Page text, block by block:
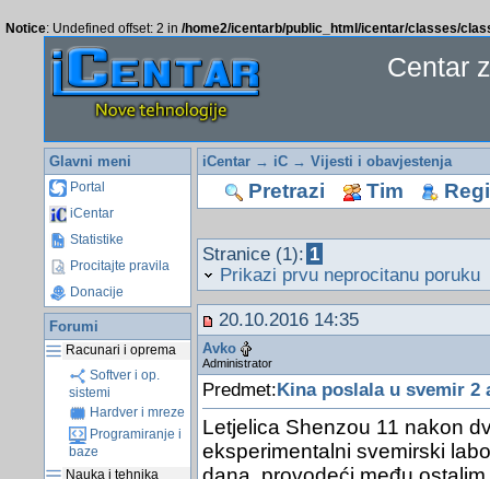
Notice: Undefined offset: 2 in /home2/icentarb/public_html/icentar/classes/
Centar
Glavni meni
Portal
iCentar
Statistike
Procitajte pravila
Donacije
Forumi
Racunari i oprema
Softver i op.
sistemi
Hardver i mreze
Programiranje i
baze
Nauka i tehnika
iCentar→ iC→ Vijesti i obavjestenja
Pretrazi Tim
Stranice (1): 1
Prikazi prvu neprocitanu poruku
20.10.2016 14:35
Avko
Administrator
Predmet: Kina poslala u svemir 2
Letjelica Shenzou 11 nakon
eksperimentalni svemirski